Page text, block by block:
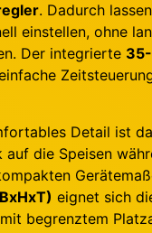
. Dadurch
einstellen, ohne
Der integrierte
Detail ist
auf die Speisen
eignet sich
begrenztem